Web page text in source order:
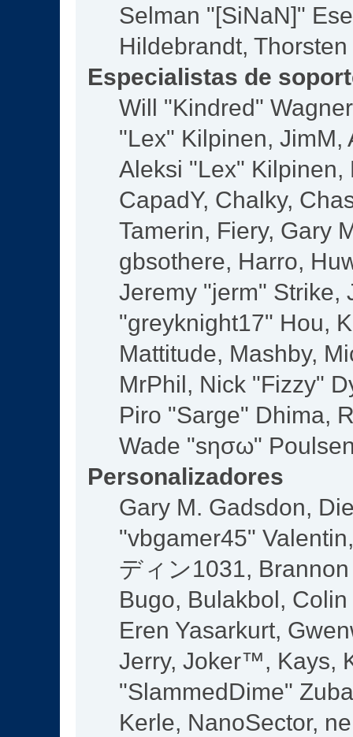
Selman "[SiNaN]"
Hildebrandt,
Especialistas de
Will "Kindred"
"Lex" Kilpinen, JimM,
Aleksi "Lex" Kilpinen,
CapadY, Chalky,
Tamerin, Fiery, Gary
gbsothere, Harro,
Jeremy "jerm" Strike,
"greyknight17" Hou,
Mattitude, Mashby,
MrPhil, Nick "Fizzy"
Piro "Sarge" Dhima,
Wade "sησω"
Personalizadores
Gary M. Gadsdon,
"vbgamer45"
ディン1031,
Bugo, Bulakbol,
Eren Yasarkurt,
Jerry, Joker™, Kays,
"SlammedDime"
Kerle, NanoSector,